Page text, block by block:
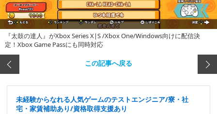
『太鼓の達人』がXbox Series X|S /Xbox One/Windows向けに配信決
定！Xbox Game Passにも同時対応
この記事へ戻る
未経験からなれる人気ゲームのテストエンジニア/寮・社
宅・家賃補助あり/資格取得支援あり